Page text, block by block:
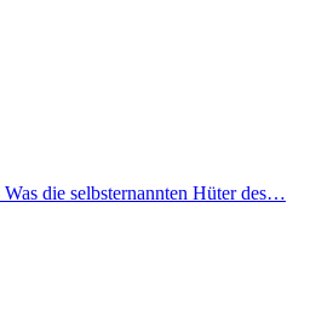
die selbsternannten Hüter des…